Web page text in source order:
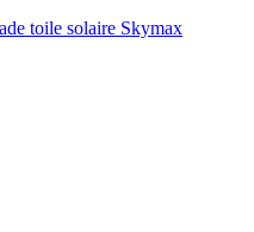
toile solaire Skymax